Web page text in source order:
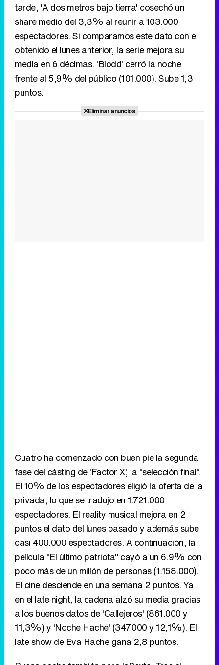
tarde, 'A dos metros bajo tierra' cosechó un
share medio del 3,3% al reunir a 103.000
espectadores. Si comparamos este dato con el
obtenido el lunes anterior, la serie mejora su
media en 6 décimas. 'Blodd' cerró la noche
frente al 5,9% del público (101.000). Sube 1,3
puntos.
Eliminar anuncios
Cuatro ha comenzado con buen pie la segunda
fase del cásting de 'Factor X', la "selección final".
El 10% de los espectadores eligió la oferta de la
privada, lo que se tradujo en 1.721.000
espectadores. El reality musical mejora en 2
puntos el dato del lunes pasado y además sube
casi 400.000 espectadores. A continuación, la
película "El último patriota" cayó a un 6,9% con
poco más de un millón de personas (1.158.000).
El cine desciende en una semana 2 puntos. Ya
en el late night, la cadena alzó su media gracias
a los buenos datos de 'Callejeros' (861.000 y
11,3%) y 'Noche Hache' (347.000 y 12,1%). El
late show de Eva Hache gana 2,8 puntos.